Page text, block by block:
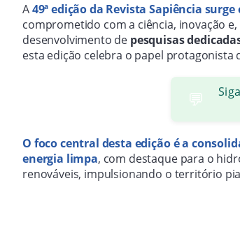
A49ª edição da Revista Sapiência
comprometido com a ciência, inovação
desenvolvimento de pesquisas
esta edição celebra o papel protagonista
💬
O foco central desta edição é a
energia limpa, com destaque para o
renováveis, impulsionando o território